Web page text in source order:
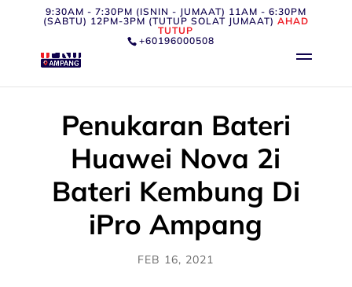
9:30AM - 7:30PM (ISNIN - JUMAAT) 11AM - 6:30PM
(SABTU) 12PM-3PM (TUTUP SOLAT JUMAAT) AHAD
TUTUP
+60196000508
Penukaran Bateri
Huawei Nova 2i
Bateri Kembung Di
iPro Ampang
FEB 16, 2021